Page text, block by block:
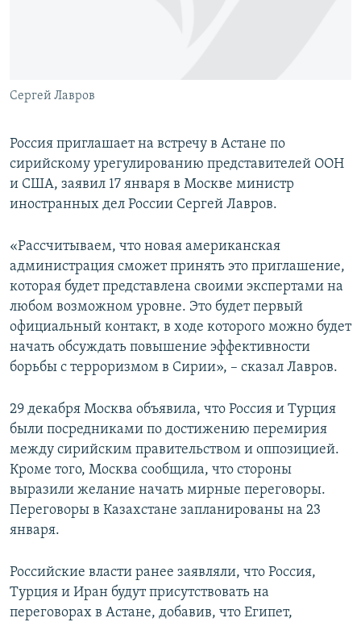
УКРАИНСКАЯ ПРОБЛЕМА КРЫМА
Сергей Лавров
Россия приглашает на встречу в Астане по
сирийскому урегулированию представителей ООН
и США, заявил 17 января в Москве министр
иностранных дел России Сергей Лавров.
«Рассчитываем, что новая американская
администрация сможет принять это приглашение,
которая будет представлена своими экспертами на
любом возможном уровне. Это будет первый
официальный контакт, в ходе которого можно будет
начать обсуждать повышение эффективности
борьбы с терроризмом в Сирии», – сказал Лавров.
29 декабря Москва объявила, что Россия и Турция
были посредниками по достижению перемирия
между сирийским правительством и оппозицией.
Кроме того, Москва сообщила, что стороны
выразили желание начать мирные переговоры.
Переговоры в Казахстане запланированы на 23
января.
Российские власти ранее заявляли, что Россия,
Турция и Иран будут присутствовать на
переговорах в Астане, добавив, что Египет,